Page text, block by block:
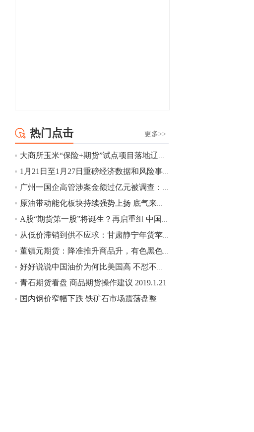
幅扩大至4.4%。
10:43
【行情】芝加哥11月大豆期货跌0.4%，12
月玉米期货跌1%。
10:43
【行情】油脂油料期货表现抢眼，豆二期
2.5%，棕榈油涨近2%，菜粕涨1.54%。
10:17
【研报精选】国内期货机构对8月5日的原
油期货走势预测
更多>>
热门点击
大商所玉米“保险+期货”试点项目落地辽宁阜蒙县
1月21日至1月27日重磅经济数据和风险事件前瞻
广州一国企高管涉案金额过亿元被调查：接连挪用公款炒期货
原油带动能化板块持续强势上扬 底气来自哪里？
A股“期货第一股”将诞生？再启重组 中国中期拟购买国际期货78.45%股权
从低价滞销到供不应求：甘肃静宁年货苹果脱销见闻
董镇元期货：降准推升商品升，有色黑色延续多
好好说说中国油价为何比美国高 不怼不骂不吵架
青石期货看盘 商品期货操作建议 2019.1.21
国内钢价窄幅下跌 铁矿石市场震荡盘整